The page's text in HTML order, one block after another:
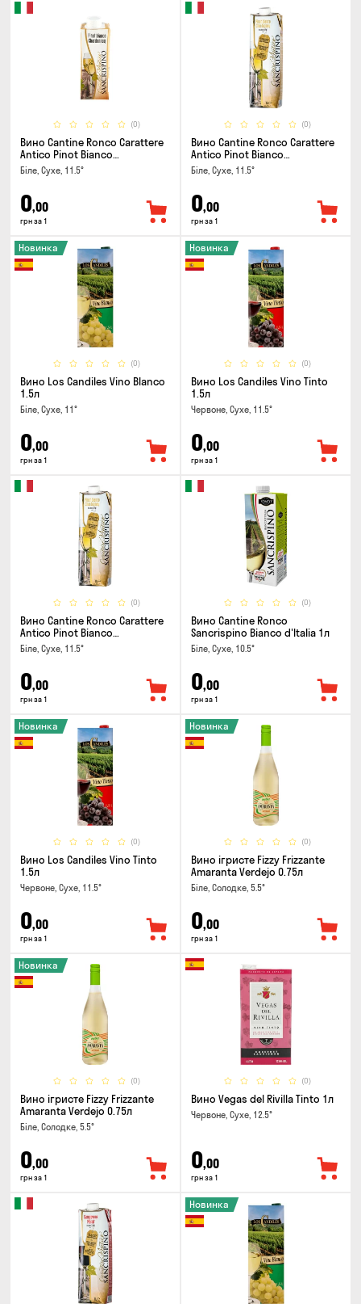
(0)
Вино Cantine Ronco Carattere
Antico Pinot Bianco
Chardonnay Rubicone IGT 0.25л
Біле, Сухе, 11.5°
0,00
грн за 1
(0)
Вино Cantine Ronco Carattere
Antico Pinot Bianco
Chardonnay Rubicone IGT 1л
Біле, Сухе, 11.5°
0,00
грн за 1
(0)
Новинка
Вино Los Candiles Vino Blanco
1.5л
Біле, Сухе, 11°
0,00
грн за 1
(0)
Новинка
Вино Los Candiles Vino Tinto
1.5л
Червоне, Сухе, 11.5°
0,00
грн за 1
(0)
Вино Cantine Ronco Carattere
Antico Pinot Bianco
Chardonnay Rubicone IGT 1л
Біле, Сухе, 11.5°
0,00
грн за 1
(0)
Вино Cantine Ronco
Sancrispino Bianco d'Italia 1л
Біле, Сухе, 10.5°
0,00
грн за 1
(0)
Новинка
Вино Los Candiles Vino Tinto
1.5л
Червоне, Сухе, 11.5°
0,00
грн за 1
(0)
Новинка
Вино ігристе Fizzy Frizzante
Amaranta Verdejo 0.75л
Біле, Солодке, 5.5°
0,00
грн за 1
(0)
Новинка
Вино ігристе Fizzy Frizzante
Amaranta Verdejo 0.75л
Біле, Солодке, 5.5°
0,00
грн за 1
(0)
Вино Vegas del Rivilla Tinto 1л
Червоне, Сухе, 12.5°
0,00
грн за 1
Новинка